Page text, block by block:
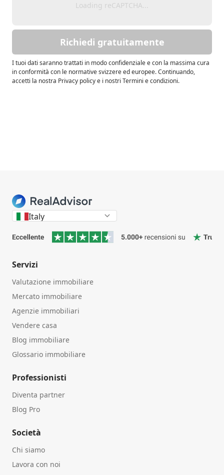
Loading reCAPTCHA...
Richiedi gratuitamente
I tuoi dati saranno trattati in modo confidenziale e con la massima cura
in conformità con le normative svizzere ed europee. Continuando,
accetti la nostra Privacy policy e i nostri Termini e condizioni.
Italy
Servizi
Valutazione immobiliare
Mercato immobiliare
Agenzie immobiliari
Vendere casa
Blog immobiliare
Glossario immobiliare
Professionisti
Diventa partner
Blog Pro
Società
Chi siamo
Lavora con noi